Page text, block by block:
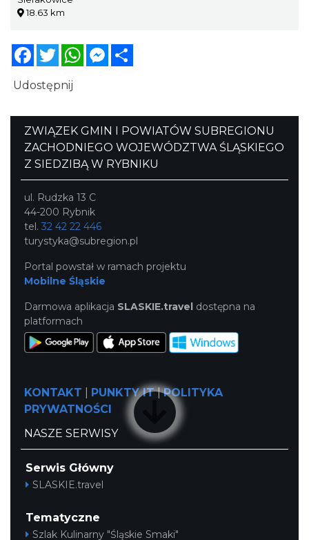
18.63 km
FacebookTwitterWhatsAppMessenger
Udostępnij
ZWIĄZEK GMIN I POWIATÓW SUBREGIONU
ZACHODNIEGO WOJEWÓDZTWA ŚLĄSKIEGO
Z SIEDZIBĄ W RYBNIKU
ul. Rudzka 13 C
44-200 Rybnik
tel. 32 42 22 446
turystyka@subregion.pl
Portal powstał w ramach projektu
Mobilne Śląskie
Darmowa aplikacja SLASKIE.travel dostępna na
platformach
KONTAKT PUNKTY IT|POLITYKA
PRYWATNOŚCI
NASZE SERWISY
Serwis Główny
SLASKIE.travel
Tematyczne
Szlak Kulinarny "Śląskie Smaki"